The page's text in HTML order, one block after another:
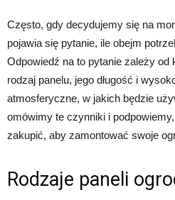
Często, gdy decydujemy się na
pojawia się pytanie, ile obejm
Odpowiedź na to pytanie zależy od
rodzaj panelu, jego długość i
atmosferyczne, w jakich będzie
omówimy te czynniki i
zakupić, aby zamontować swoje
Rodzaje paneli